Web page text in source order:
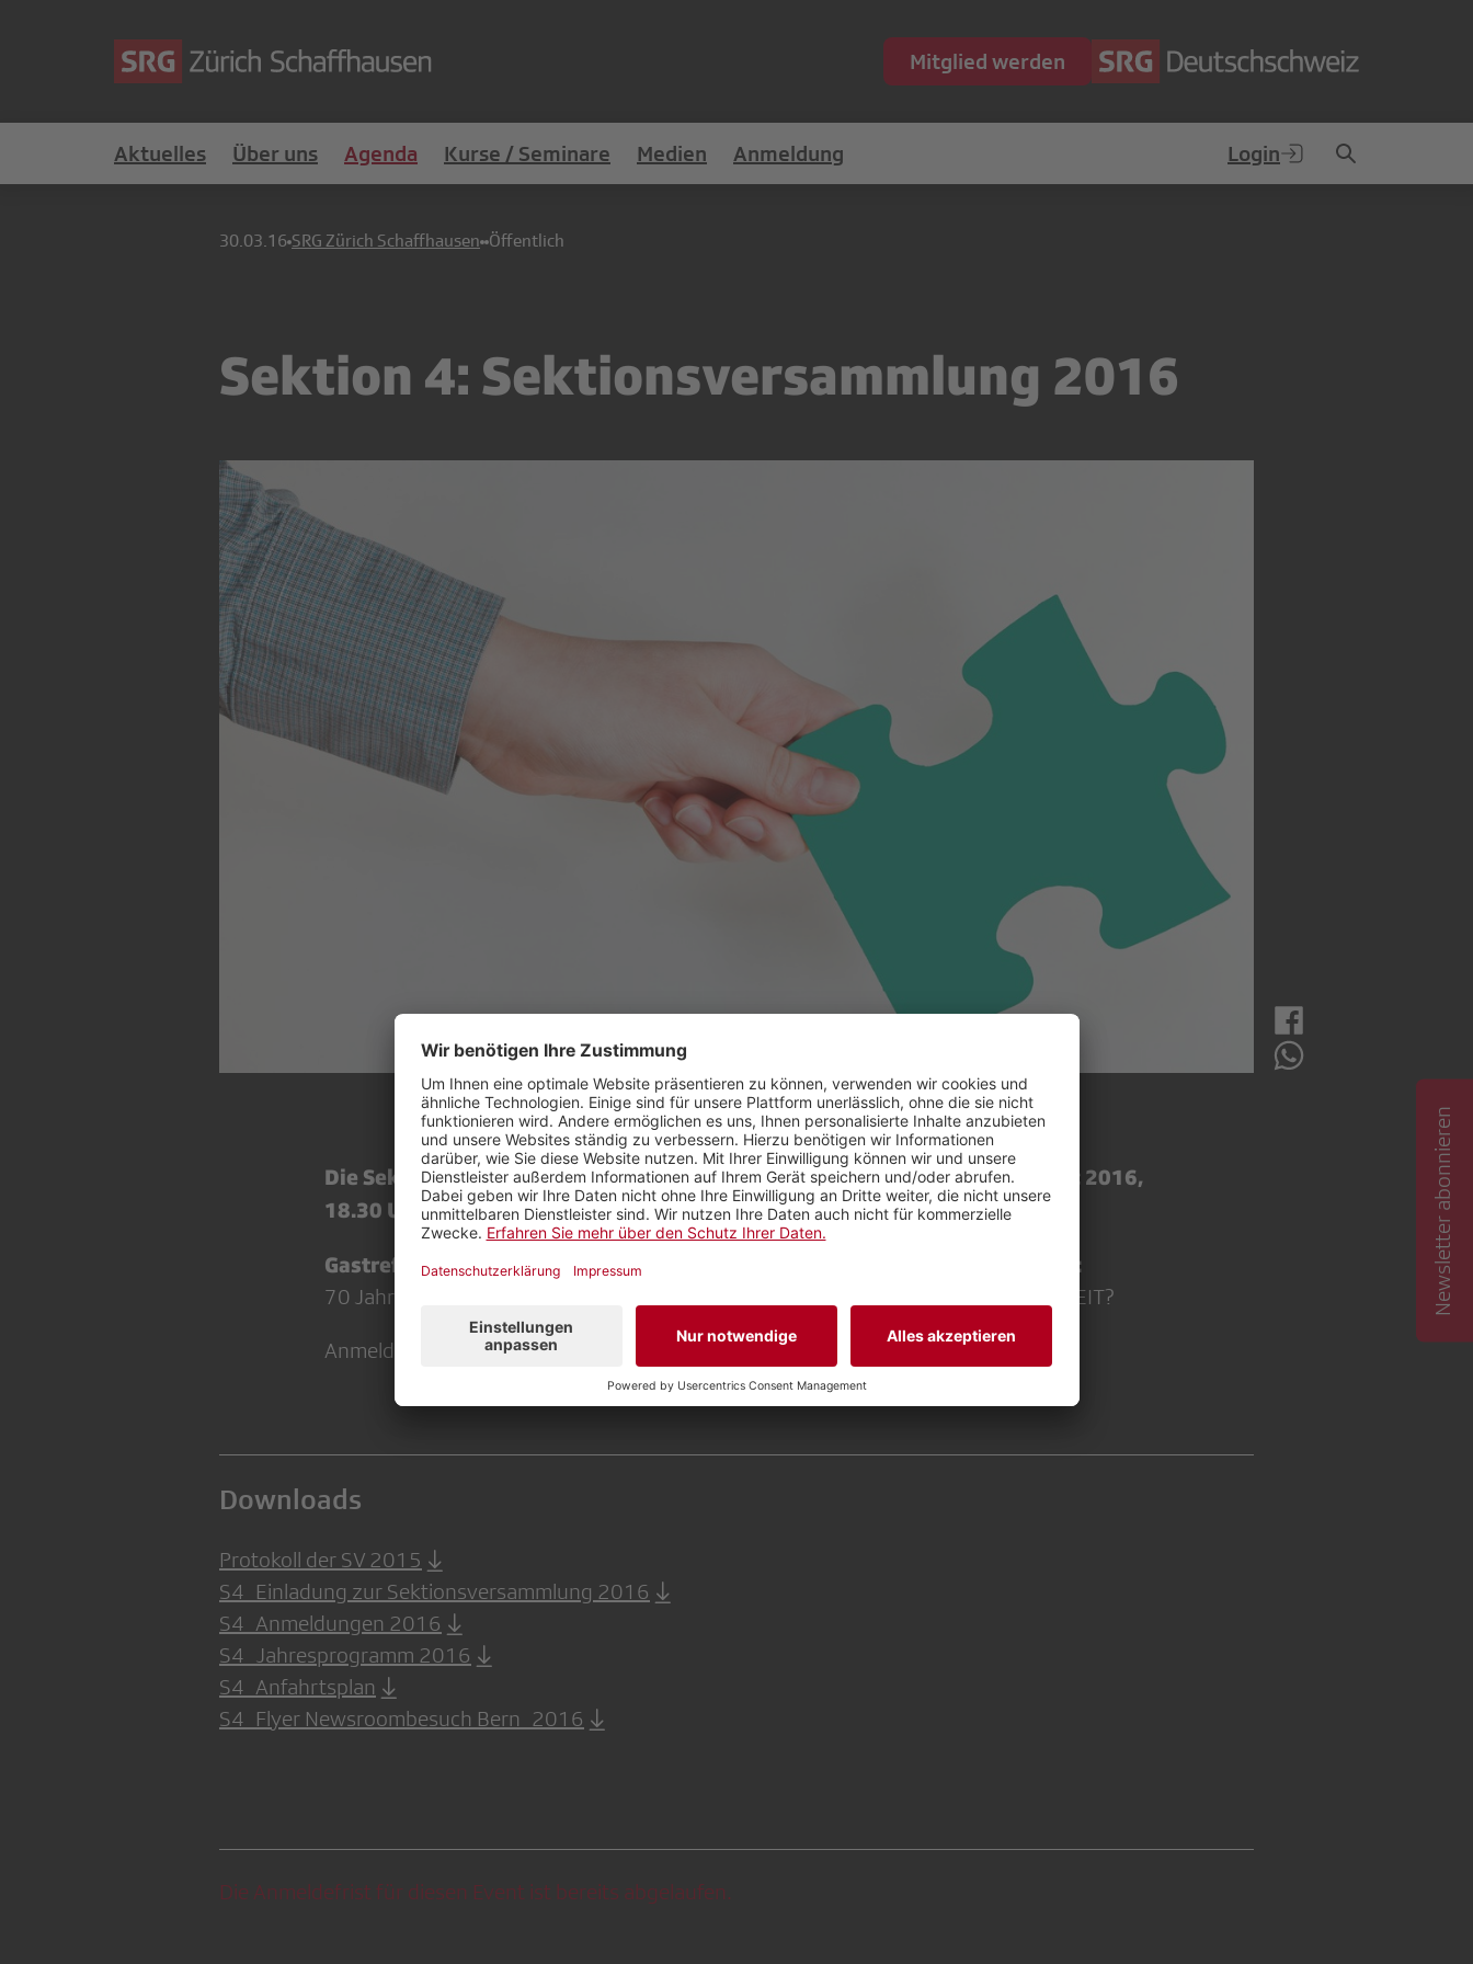
Mitglied werden
Aktuelles Über uns Agenda Kurse / Seminare Medien Anmeldung Login
30.03.16 SRG Zürich Schaffhausen Öffentlich
Sektion 4: Sektionsversammlung 2016
Die Sektionsversammlung 2016 der Sektion 4 findet am Mittwoch, 30. März 2016,
18.30 Uhr, im Hotel Rüden in Schaffhausen statt.
Gastreferentinnen:Isabelle Jacobi von ECHO DER ZEIT:
70 Jahre jung und immer noch aktuell - was ist das Erfolgsrezept von ECHO DER ZEIT?
Anmeldeschluss ist der 14. März 2016.
Downloads
Protokoll der SV 2015
S4_Einladung zur Sektionsversammlung 2016
S4_Anmeldungen 2016
S4_Jahresprogramm 2016
S4_Anfahrtsplan
S4_Flyer Newsroombesuch Bern_2016
Die Anmeldefrist für diesen Event ist bereits abgelaufen.
Newsletter abonnieren